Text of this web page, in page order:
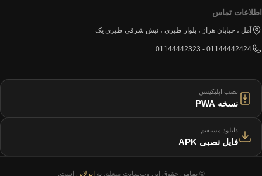
اطلاعات تماس
آمل ، خیابان هراز ، بلوار طبری ، نبش شرقی طبری یک
01144442424 - 01144442323
نصب اپلیکیشن
نسخه PWA
دانلود مستقیم
فایل نصبی APK
© تمامی حقوق این وب‌سایت متعلق به ابرلاین است.